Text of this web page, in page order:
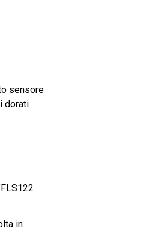
sensore
dorati
in